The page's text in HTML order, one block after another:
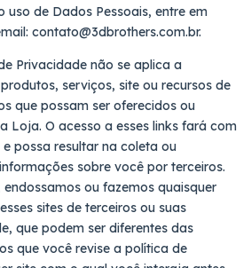
uso de Dados Pessoais, entre em
contato@3dbrothers.com.br.
Privacidade não se aplica a
serviços, site ou recursos de
que possam ser oferecidos ou
Loja. O acesso a esses links fará com
possa resultar na coleta ou
sobre você por terceiros.
ou fazemos quaisquer
sites de terceiros ou suas
que podem ser diferentes das
que você revise a política de